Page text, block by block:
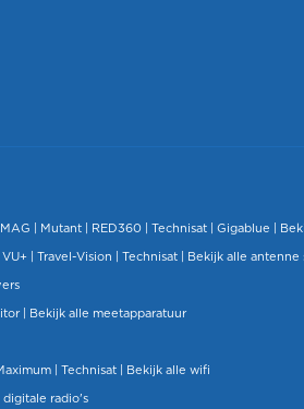
MAG Mutant | RED360 | Technisat Gigablue
VU+ Travel-Vision Technisat Bekijk alle antenne
Bekijk alle meetapparatuur
| Technisat Bekijk alle wifi
digitale radio's